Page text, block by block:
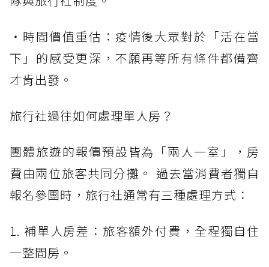
・時間價值重估：疫情後大眾對於「活在當
下」的感受更深，不願再等所有條件都備齊
才肯出發。
旅行社過往如何處理單人房？
團體旅遊的報價預設皆為「兩人一室」，房
費由兩位旅客共同分攤。 過去當消費者獨自
報名參團時，旅行社通常有三種處理方式：
1. 補單人房差：旅客額外付費，全程獨自住
一整間房。